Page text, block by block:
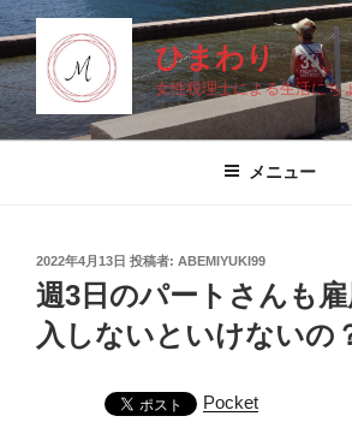
コ
ン
テ
ン
ツ
ひまわり
女性税理士による生活にち
メニュー
投
稿
日:
2022年4月13日 投稿者: ABEMIYUKI99
週3日のパートさんも
入しないといけないの
Pocket